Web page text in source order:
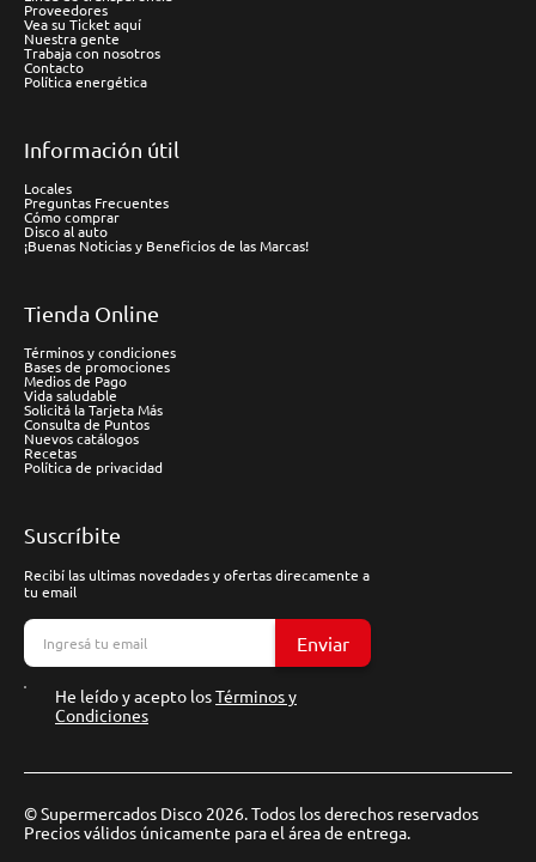
Proveedores
Vea su Ticket aquí
Nuestra gente
Trabaja con nosotros
Contacto
Política energética
Información útil
Locales
Preguntas Frecuentes
Cómo comprar
Disco al auto
¡Buenas Noticias y Beneficios de las Marcas!
Tienda Online
Términos y condiciones
Bases de promociones
Medios de Pago
Vida saludable
Solicitá la Tarjeta Más
Consulta de Puntos
Nuevos catálogos
Recetas
Política de privacidad
Suscríbite
Recibí las ultimas novedades y ofertas direcamente a
tu email
Enviar
He leído y acepto losTérminos y
Condiciones
© Supermercados Disco 2026. Todos los derechos reservados
Precios válidos únicamente para el área de entrega.